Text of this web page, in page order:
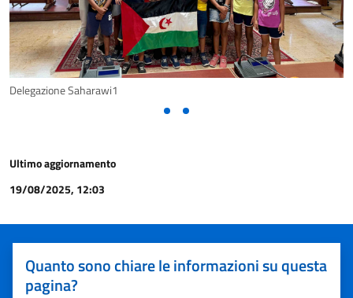
Delegazione Saharawi1
Ultimo aggiornamento
19/08/2025, 12:03
Quanto sono chiare le informazioni su questa
pagina?